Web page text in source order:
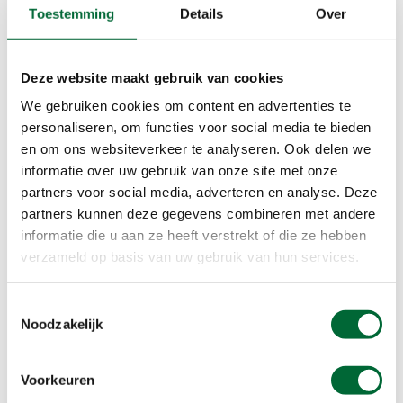
Toestemming Details Over
Deze website maakt gebruik van cookies
We gebruiken cookies om content en advertenties te
personaliseren, om functies voor social media te bieden
en om ons websiteverkeer te analyseren. Ook delen we
informatie over uw gebruik van onze site met onze
partners voor social media, adverteren en analyse. Deze
partners kunnen deze gegevens combineren met andere
informatie die u aan ze heeft verstrekt of die ze hebben
verzameld op basis van uw gebruik van hun services.
Noodzakelijk
Voorkeuren
Deventer Koek
beroemde lekkernij wordt al sinds de 15e eeuw
Deventer Koek. (Foto: © Deventer Koekwinkel, JB Bussink)